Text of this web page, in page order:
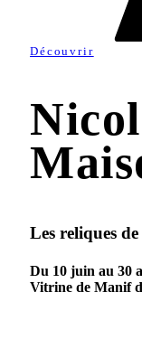
Découvrir
Les reliques
Du 10 juin au 30
Vitrine de Manif